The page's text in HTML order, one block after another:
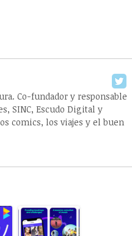
Co-fundador y responsable
SINC, Escudo Digital y
comics, los viajes y el buen